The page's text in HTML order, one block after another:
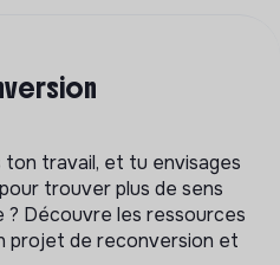
ton travail, et tu envisages
trouver plus de sens
Découvre les ressources
projet de reconversion et